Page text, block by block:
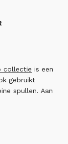
collectie is een
gebruikt
spullen. Aan